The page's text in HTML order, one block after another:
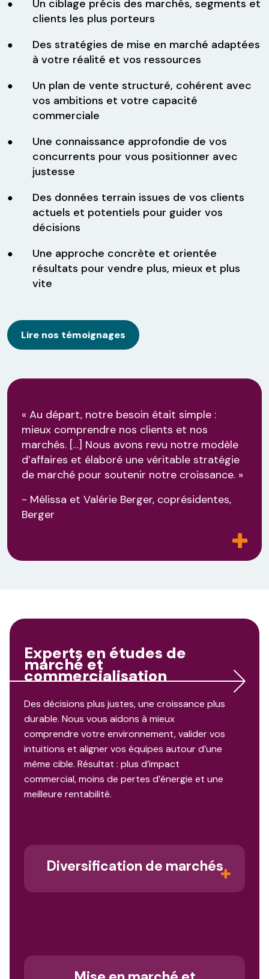
Un ciblage précis des marchés, segments et
clients les plus porteurs
Des stratégies de mise en marché adaptées
à votre réalité et vos ressources
Un plan de vente structuré, cohérent avec
vos ambitions et votre capacité
commerciale
Une connaissance approfondie de vos
concurrents pour vous positionner avec
justesse
Des données terrain issues de vos clients
actuels et potentiels pour guider vos
décisions
Une approche concrète et orientée
résultats pour vendre plus, mieux et plus
vite
Lire nos témoignages
« Au départ, notre besoin était simple :
mieux comprendre nos clients et nos
marchés. […] Nous avons revu notre modèle
d’affaires et élaboré une véritable stratégie
de marché pour soutenir notre croissance. »
- Mélissa et Valérie Berger, coprésidentes,
Berger
Experts en études de
marché et
commercialisation
Des décisions plus justes, une croissance plus
durable. Nous vous aidons à mieux
comprendre votre environnement, valider vos
intuitions et aligner vos équipes autour d’une
même cible. Résultat : plus d’impact
commercial, moins de pertes d’énergie et une
meilleure rentabilité.
Diversification de marchés
Repérez les bons segments, adaptez
votre offre et allez chercher de